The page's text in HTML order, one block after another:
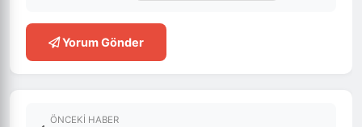
Yorum Gönder
ÖNCEKI HABER